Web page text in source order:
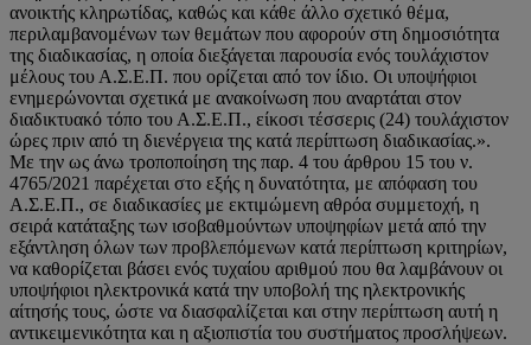
ανοικτής κληρωτίδας, καθώς και κάθε άλλο σχετικό θέμα,
περιλαμβανομένων των θεμάτων που αφορούν στη δημοσιότητα
της διαδικασίας, η οποία διεξάγεται παρουσία ενός τουλάχιστον
μέλους του Α.Σ.Ε.Π. που ορίζεται από τον ίδιο. Οι υποψήφιοι
ενημερώνονται σχετικά με ανακοίνωση που αναρτάται στον
διαδικτυακό τόπο του Α.Σ.Ε.Π., είκοσι τέσσερις (24) τουλάχιστον
ώρες πριν από τη διενέργεια της κατά περίπτωση διαδικασίας.».
Με την ως άνω τροποποίηση της παρ. 4 του άρθρου 15 του ν.
4765/2021 παρέχεται στο εξής η δυνατότητα, με απόφαση του
Α.Σ.Ε.Π., σε διαδικασίες με εκτιμώμενη αθρόα συμμετοχή, η
σειρά κατάταξης των ισοβαθμούντων υποψηφίων μετά από την
εξάντληση όλων των προβλεπόμενων κατά περίπτωση κριτηρίων,
να καθορίζεται βάσει ενός τυχαίου αριθμού που θα λαμβάνουν οι
υποψήφιοι ηλεκτρονικά κατά την υποβολή της ηλεκτρονικής
αίτησής τους, ώστε να διασφαλίζεται και στην περίπτωση αυτή η
αντικειμενικότητα και η αξιοπιστία του συστήματος προσλήψεων.